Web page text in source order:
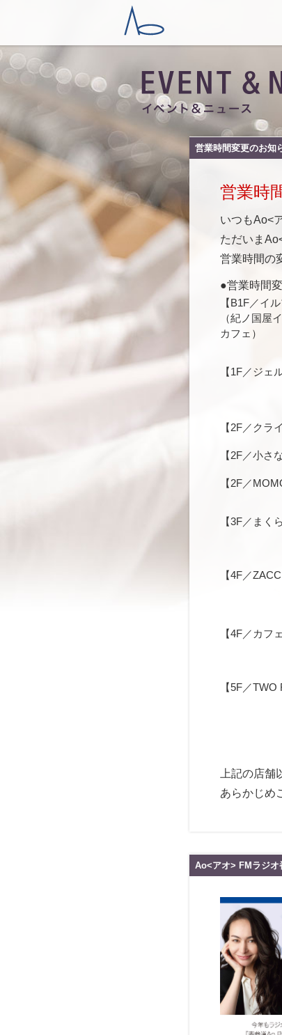
営業時間変更のお
営業時
いつもAo<
ただいま
営業時間の
●営業時間
【B1F／イ
（紀ノ国屋
カフェ）
【1F／ジェ
【2F／クラ
【2F／小さ
【2F／
【3F／まく
【4F／ZACC
【4F／カフ
【5F／TWO
上記の店
あらかじめ
Ao<アオ> FMラジ